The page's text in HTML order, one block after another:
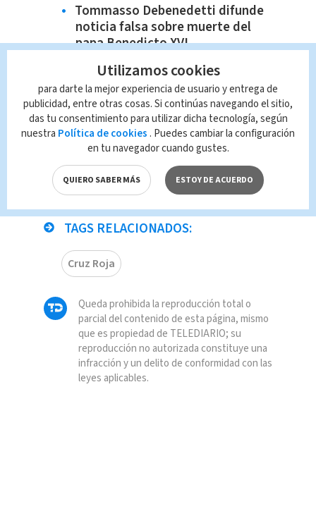
Tommasso Debenedetti difunde
noticia falsa sobre muerte del
papa Benedicto XVI
Falsa muerte del papa emérito
Benedicto XVI: Vaticano no
confirma
TAGS RELACIONADOS:
Cruz Roja
Queda prohibida la reproducción total o
parcial del contenido de esta página, mismo
que es propiedad de TELEDIARIO; su
reproducción no autorizada constituye una
infracción y un delito de conformidad con las
leyes aplicables.
Utilizamos cookies
para darte la mejor experiencia de usuario y entrega de
publicidad, entre otras cosas. Si continúas navegando el sitio,
das tu consentimiento para utilizar dicha tecnología, según
nuestra Política de cookies . Puedes cambiar la configuración
en tu navegador cuando gustes.
QUIERO SABER MÁS ESTOY DE ACUERDO